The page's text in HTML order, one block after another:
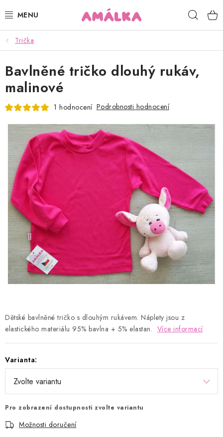
na
KOJENECKÉ, DĚTSKÉ OBLEČENÍ
ČEPICE, RUKAVICE, NÁKRČNÍKY
OSUŠKY, BRYNDÁKY, DEKY, DOPLŇKY
POUKAZY
KONTAKTY
HODNOCENÍ OBCHODU
Kontakty Proč AMÁLKA?
Doprava a platba
Tabulka velikostí
Postup pro vrácení a výměnu
Velkoobchod
Obchodní podmínky
Podmínky ochrany osobních údajů
Blog
Trička
Dětské bavlněné tričko s dlouhým rukávem. Náplety jsou z
elastického materiálu 95% bavlna + 5% elastan. Více informací
Varianta:
Pro zobrazení dostupnosti zvolte variantu
Možnosti doručení
Bavlněné tričko dlouhý rukáv,
malinové
1 hodnocení Podrobnosti hodnocení